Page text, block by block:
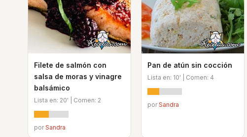
Filete de salmón con
salsa de moras y vinagre
balsámico
Lista en: 20' | Comen: 2
porSandra
Pan de atún sin cocción
Lista en: 10' | Comen: 4
porSandra